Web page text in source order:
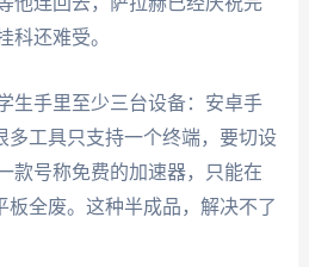
科还难受。
生手里至少三台设备：安卓手
多工具只支持一个终端，要切设
款号称免费的加速器，只能在
板全废。这种半成品，解决不了